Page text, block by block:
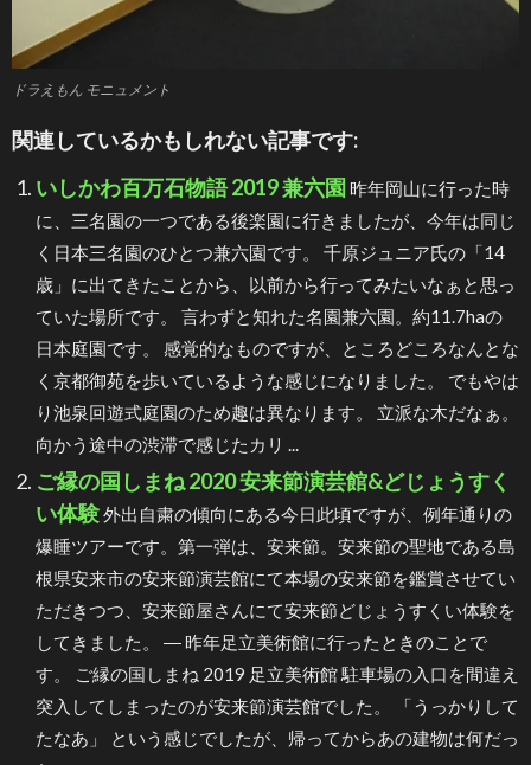
ドラえもん モニュメント
関連しているかもしれない記事です:
いしかわ百万石物語 2019 兼六園 昨年岡山に行った時
に、三名園の一つである後楽園に行きましたが、今年は同じ
く日本三名園のひとつ兼六園です。 千原ジュニア氏の「14
歳」に出てきたことから、以前から行ってみたいなぁと思っ
ていた場所です。 言わずと知れた名園兼六園。約11.7haの
日本庭園です。 感覚的なものですが、ところどころなんとな
く京都御苑を歩いているような感じになりました。 でもやは
り池泉回遊式庭園のため趣は異なります。 立派な木だなぁ。
向かう途中の渋滞で感じたカリ ...
ご縁の国しまね 2020 安来節演芸館&どじょうすく
い体験外出自粛の傾向にある今日此頃ですが、例年通りの
爆睡ツアーです。第一弾は、安来節。安来節の聖地である島
根県安来市の安来節演芸館にて本場の安来節を鑑賞させてい
ただきつつ、安来節屋さんにて安来節どじょうすくい体験を
してきました。 ― 昨年足立美術館に行ったときのことで
す。 ご縁の国しまね 2019 足立美術館 駐車場の入口を間違え
突入してしまったのが安来節演芸館でした。 「うっかりして
たなあ」 という感じでしたが、帰ってからあの建物は何だっ